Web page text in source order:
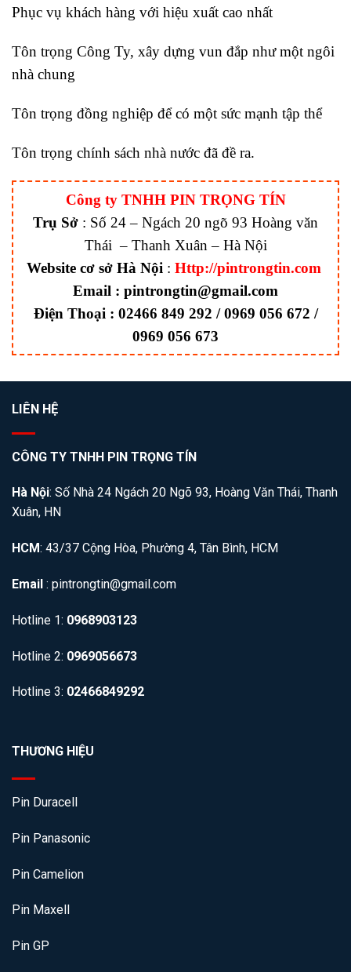
Phục vụ khách hàng với hiệu xuất cao nhất
Tôn trọng Công Ty, xây dựng vun đắp như một ngôi
nhà chung
Tôn trọng đồng nghiệp để có một sức mạnh tập thể
Tôn trọng chính sách nhà nước đã đề ra.
Công ty TNHH PIN TRỌNG TÍN
Trụ Sở : Số 24 – Ngách 20 ngõ 93 Hoàng văn
Thái – Thanh Xuân – Hà Nội
Website cơ sở Hà Nội : Http://pintrongtin.com
Email : pintrongtin@gmail.com
Ðiện Thoại : 02466 849 292 / 0969 056 672 /
0969 056 673
LIÊN HỆ
CÔNG TY TNHH PIN TRỌNG TÍN
Hà Nội: Số Nhà 24 Ngách 20 Ngõ 93, Hoàng Văn Thái, Thanh
Xuân, HN
HCM: 43/37 Cộng Hòa, Phường 4, Tân Bình, HCM
Email : pintrongtin@gmail.com
Hotline 1: 0968903123
Hotline 2: 0969056673
Hotline 3: 02466849292
THƯƠNG HIỆU
Pin Duracell
Pin Panasonic
Pin Camelion
Pin Maxell
Pin GP